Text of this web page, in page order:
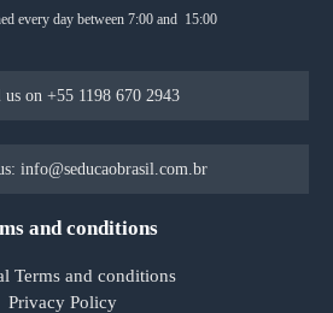
every day between 7:00 and 15:00
us on +55 1198 670 2943
info@seducaobrasil.com.br
and conditions
Terms and conditions
Privacy Policy